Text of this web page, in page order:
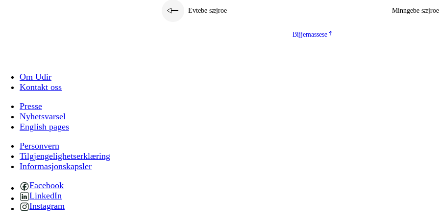
Evtebe sæjroe Minngebe sæjroe
Bijjemassese
Om Udir
Kontakt oss
Presse
Nyhetsvarsel
English pages
Personvern
Tilgjengelighetserklæring
Informasjonskapsler
Facebook
LinkedIn
Instagram